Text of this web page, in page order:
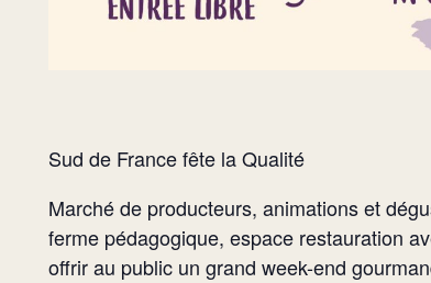
Sud de France fête la Qualité
Marché de producteurs, animations et
ferme pédagogique, espace restauration
offrir au public un grand week-end